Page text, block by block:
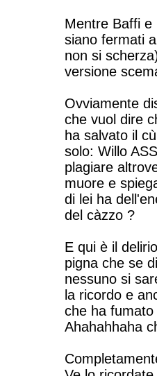
Mentre Baffi e
siano fermati
non si
versione
Ovviamente
che vuol dire
ha salvato il
solo: Willo
plagiare
muore e
di lei ha
del càzzo ?
E qui è il
pigna che se
nessuno si
la ricordo e
che ha
Ahahahhaha